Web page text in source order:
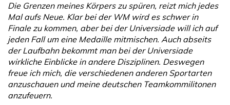
Die Grenzen meines Körpers zu spüren, reizt mich jedes
Mal aufs Neue. Klar bei der WM wird es schwer in
Finale zu kommen, aber bei der Universiade will ich auf
jeden Fall um eine Medaille mitmischen. Auch abseits
der Laufbahn bekommt man bei der Universiade
wirkliche Einblicke in andere Disziplinen. Deswegen
freue ich mich, die verschiedenen anderen Sportarten
anzuschauen und meine deutschen Teamkommilitonen
anzufeuern.